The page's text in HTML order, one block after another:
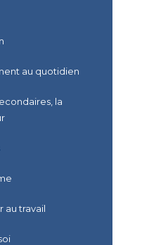
au quotidien
la
au travail